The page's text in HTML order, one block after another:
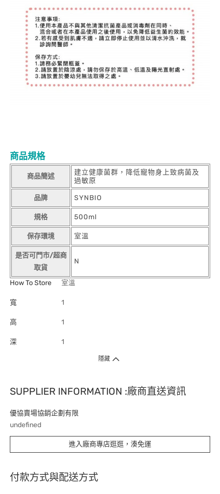
商品規格
商品簡述
建立健康菌群，降低寵物身上致病菌及
過敏原
品牌 SYNBIO
規格 500ml
保存環境 室溫
是否可門市/超商
取貨
N
How To Store 室溫
寬 1
高 1
深 1
隱藏
SUPPLIER INFORMATION :廠商直送資訊
優協賣場協銷企劃有限
undefined
進入廠商專店逛逛，湊免運
付款方式與配送方式